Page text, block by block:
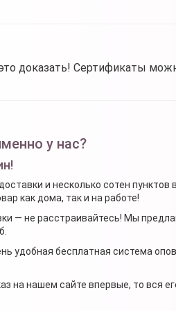
доказать! Сертификаты
у нас?
и несколько сотен пунктов
как дома, так и на работе!
— не расстраивайтесь! Мы
удобная бесплатная система
на нашем сайте впервые, то вся